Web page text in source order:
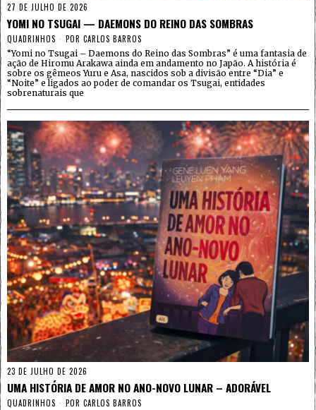
27 DE JULHO DE 2026
YOMI NO TSUGAI — DAEMONS DO REINO DAS SOMBRAS
QUADRINHOS POR CARLOS BARROS
“Yomi no Tsugai – Daemons do Reino das Sombras” é uma fantasia de
ação de Hiromu Arakawa ainda em andamento no Japão. A história é
sobre os gêmeos Yuru e Asa, nascidos sob a divisão entre “Dia” e
“Noite” e ligados ao poder de comandar os Tsugai, entidades
sobrenaturais que
23 DE JULHO DE 2026
UMA HISTÓRIA DE AMOR NO ANO-NOVO LUNAR – ADORÁVEL
QUADRINHOS POR CARLOS BARROS